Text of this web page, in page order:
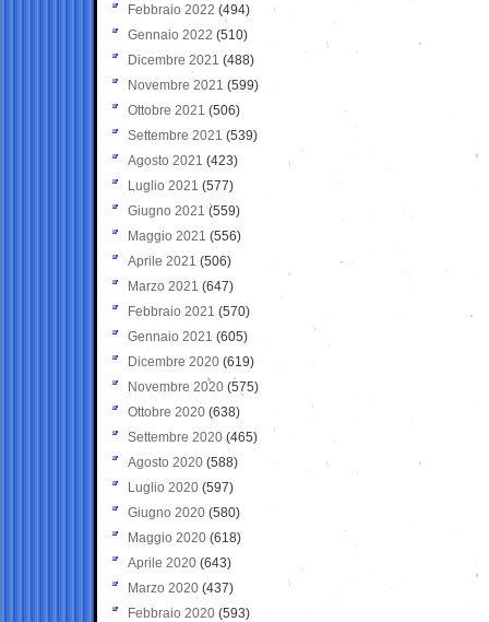
Febbraio 2022 (494)
Gennaio 2022 (510)
Dicembre 2021 (488)
Novembre 2021 (599)
Ottobre 2021 (506)
Settembre 2021 (539)
Agosto 2021 (423)
Luglio 2021 (577)
Giugno 2021(559)
Maggio 2021 (556)
Aprile 2021 (506)
Marzo 2021 (647)
Febbraio 2021 (570)
Gennaio 2021 (605)
Dicembre 2020 (619)
Novembre 2020 (575)
Ottobre 2020 (638)
Settembre 2020(465)
Agosto 2020 (588)
Luglio 2020 (597)
Giugno 2020 (580)
Maggio 2020 (618)
Aprile 2020 (643)
Marzo 2020 (437)
Febbraio 2020 (593)